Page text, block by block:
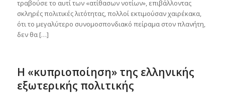
τραβούσε το αυτί των «ατίθασων νοτίων», επιβάλλοντας
σκληρές πολιτικές λιτότητας, πολλοί εκτιμούσαν χαιρέκακα,
ότι το μεγαλύτερο συνομοσπονδιακό πείραμα στον πλανήτη,
δεν θα […]
Η «κυπριοποίηση» της ελληνικής
εξωτερικής πολιτικής